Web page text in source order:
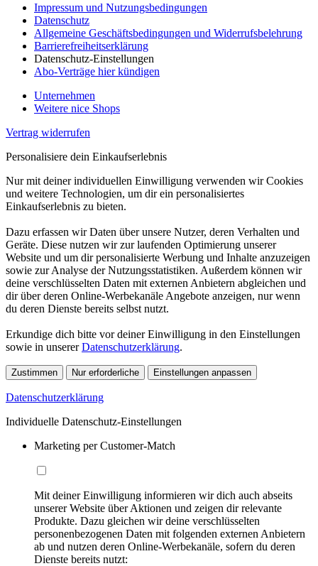
Impressum und Nutzungsbedingungen
Datenschutz
Allgemeine Geschäftsbedingungen und Widerrufsbelehrung
Barrierefreiheitserklärung
Datenschutz-Einstellungen
Abo-Verträge hier kündigen
Unternehmen
Weitere nice Shops
Vertrag widerrufen
Personalisiere dein Einkaufserlebnis
Nur mit deiner individuellen Einwilligung verwenden wir Cookies
und weitere Technologien, um dir ein personalisiertes
Einkaufserlebnis zu bieten.
Dazu erfassen wir Daten über unsere Nutzer, deren Verhalten und
Geräte. Diese nutzen wir zur laufenden Optimierung unserer
Website und um dir personalisierte Werbung und Inhalte anzuzeigen
sowie zur Analyse der Nutzungsstatistiken. Außerdem können wir
deine verschlüsselten Daten mit externen Anbietern abgleichen und
dir über deren Online-Werbekanäle Angebote anzeigen, nur wenn
du deren Dienste bereits selbst nutzt.
Erkundige dich bitte vor deiner Einwilligung in den Einstellungen
sowie in unsererDatenschutzerklärung.
Zustimmen Nur erforderliche Einstellungen anpassen
Datenschutzerklärung
Individuelle Datenschutz-Einstellungen
Marketing per Customer-Match
Mit deiner Einwilligung informieren wir dich auch abseits
unserer Website über Aktionen und zeigen dir relevante
Produkte. Dazu gleichen wir deine verschlüsselten
personenbezogenen Daten mit folgenden externen Anbietern
ab und nutzen deren Online-Werbekanäle, sofern du deren
Dienste bereits nutzt: